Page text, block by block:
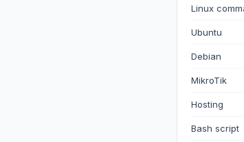
Linux
Ubuntu
Debian
MikroTik
Hosting
Bash script